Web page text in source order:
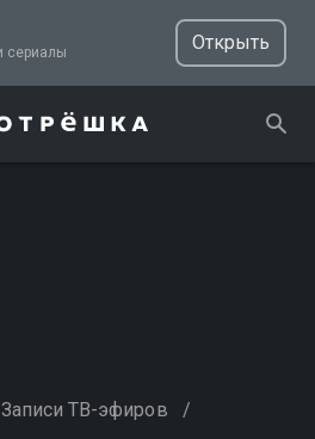
ТВ, фильмы и сериалы
Открыть
Записи ТВ-эфиров /